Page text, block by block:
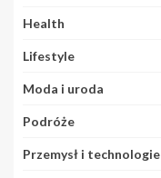
Health
Lifestyle
Moda i uroda
Podróże
Przemysł i technologie